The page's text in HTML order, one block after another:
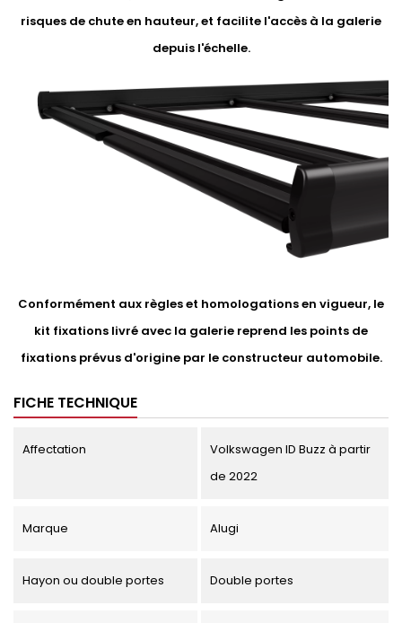
risques de chute en hauteur, et facilite l'accès à la galerie
depuis l'échelle.
Conformément aux règles et homologations en vigueur, le
kit fixations livré avec la galerie reprend les points de
fixations prévus d'origine par le constructeur automobile.
FICHE TECHNIQUE
Affectation
Volkswagen ID Buzz à partir
de 2022
Marque Alugi
Hayon ou double portes Double portes